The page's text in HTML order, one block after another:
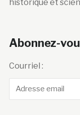
historique et
Abonnez-
Courriel :